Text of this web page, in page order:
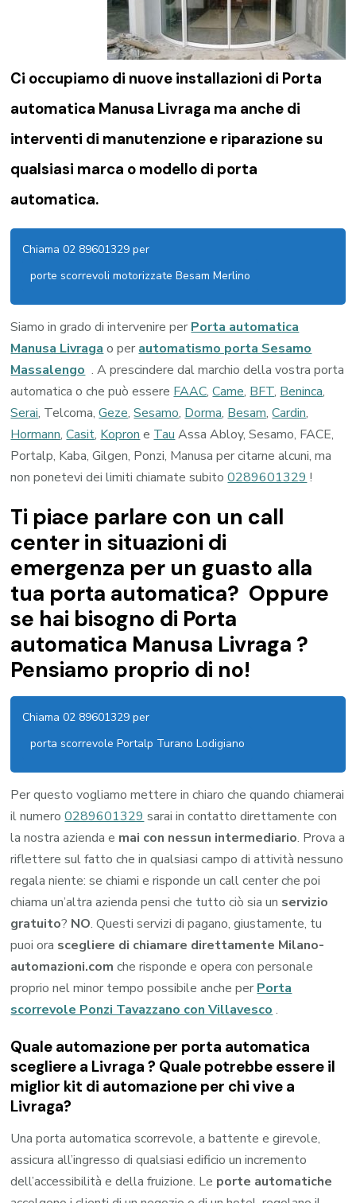
Ci occupiamo di nuove installazioni di Porta
automatica Manusa Livraga ma anche di
interventi di manutenzione e riparazione su
qualsiasi marca o modello di porta
automatica.
Chiama 02 89601329 per
porte scorrevoli motorizzate Besam Merlino
Siamo in grado di intervenire per Porta automatica
Manusa Livraga o per automatismo porta Sesamo
Massalengo . A prescindere dal marchio della vostra porta
automatica o che può essere FAAC,Came, BFT, Beninca,
Serai, Telcoma,Geze,Sesamo, Dorma, Besam,Cardin,
Hormann,Casit, Kopron e Tau Assa Abloy, Sesamo, FACE,
Portalp, Kaba, Gilgen, Ponzi, Manusa per citarne alcuni, ma
non ponetevi dei limiti chiamate subito0289601329 !
Ti piace parlare con un call
center in situazioni di
emergenza per un guasto alla
tua porta automatica? Oppure
se hai bisogno di Porta
automatica Manusa Livraga ?
Pensiamo proprio di no!
Chiama 02 89601329 per
porta scorrevole Portalp Turano Lodigiano
Per questo vogliamo mettere in chiaro che quando chiamerai
il numero0289601329sarai in contatto direttamente con
la nostra azienda e mai con nessun intermediario. Prova a
riflettere sul fatto che in qualsiasi campo di attività nessuno
regala niente: se chiami e risponde un call center che poi
chiama un’altra azienda pensi che tutto ciò sia un servizio
gratuito? NO. Questi servizi di pagano, giustamente, tu
puoi ora scegliere di chiamare direttamente Milano-
automazioni.com che risponde e opera con personale
proprio nel minor tempo possibile anche perPorta
scorrevole Ponzi Tavazzano con Villavesco.
Quale automazione per porta automatica
scegliere a Livraga ? Quale potrebbe essere il
miglior kit di automazione per chi vive a
Livraga?
Una porta automatica scorrevole, a battente e girevole,
assicura all’ingresso di qualsiasi edificio un incremento
dell’accessibilità e della fruizione. Le porte automatiche